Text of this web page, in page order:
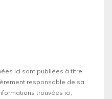
ici sont publiées à titre
responsable de sa
trouvées ici,